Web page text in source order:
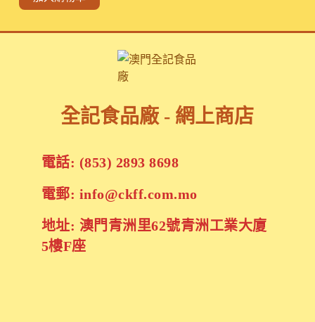
全記食品廠 - 網上商店
電話: (853) 2893 8698
電郵: info@ckff.com.mo
地址: 澳門青洲里62號青洲工業大廈
5樓F座